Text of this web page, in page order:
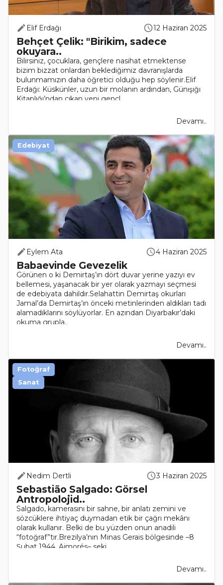
Elif Erdağı 12 Haziran 2025
Behçet Çelik: "Birikim, sadece
okuyara..
Bilirsiniz, çocuklara, gençlere nasihat etmektense
bizim bizzat onlardan beklediğimiz davranışlarda
bulunmamızın daha öğretici olduğu hep söylenir.Elif
Erdağı: Küskünler, uzun bir molanın ardından, Günışığı
Kitaplığı’ndan çıkan yeni gençl..
Devamı..
Eylem Ata 4 Haziran 2025
Babaevinde Gevezelik
Görünen o ki Demirtaş’ın dört duvar yerine yazıyı ev
bellemesi, yaşanacak bir yer olarak yazmayı seçmesi
de edebiyata dahildir.Selahattin Demirtaş okurları
Jamal’da Demirtaş’ın önceki metinlerinden aldıkları tadı
alamadıklarını söylüyorlar. En azından Diyarbakır’daki
okuma grupla..
Devamı..
Edebiyat
Nedim Dertli 3 Haziran 2025
Sebastião Salgado: Görsel
Antropolojid..
Salgado, kamerasını bir sahne, bir anlatı zemini ve
sözcüklere ihtiyaç duymadan etik bir çağrı mekânı
olarak kullanır. Belki de bu yüzden onun anadili
“fotoğraf”tır.Brezilya’nın Minas Gerais bölgesinde –8
Şubat 1944, Aimorés– seki..
Devamı..
Fotoğraf
Sanat